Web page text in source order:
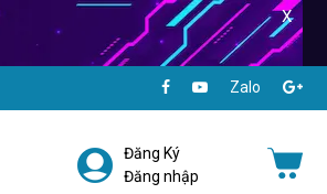
X
Zalo
Đăng Ký
Đăng nhập